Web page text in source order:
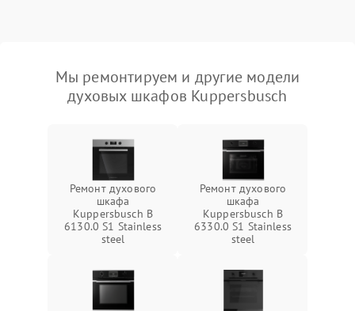
Мы ремонтируем и другие модели
духовых шкафов Kuppersbusch
Ремонт духового
шкафа
Kuppersbusch B
6130.0 S1 Stainless
steel
Ремонт духового
шкафа
Kuppersbusch B
6330.0 S1 Stainless
steel